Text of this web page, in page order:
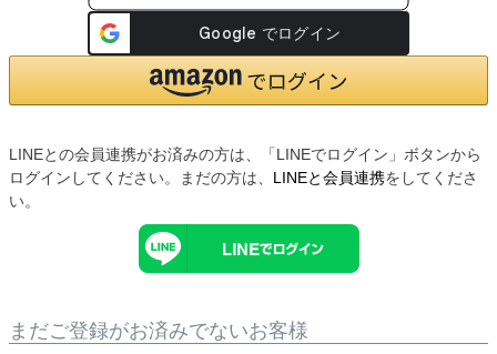
LINEとの会員連携がお済みの方は、「LINEでログイン」ボタンから
ログインしてください。まだの方は、 LINEと会員連携をしてくださ
い。
まだご登録がお済みでないお客様